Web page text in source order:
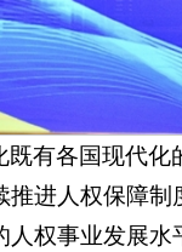
有各国现代
推进人权保障
权事业发展水